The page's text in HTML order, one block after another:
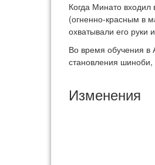
Когда Минато входил
(огненно-красным в
охватывали его руки
Во время обучения
становления
Изменения